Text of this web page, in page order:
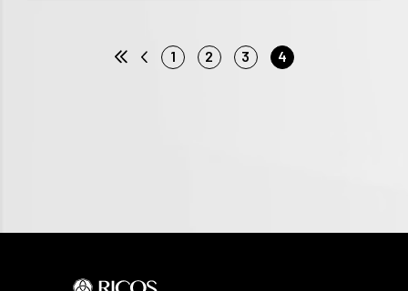
1 2 3 4